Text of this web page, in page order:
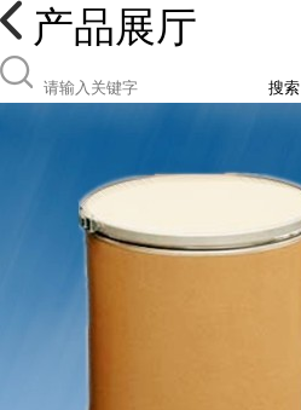
产品展厅
搜索